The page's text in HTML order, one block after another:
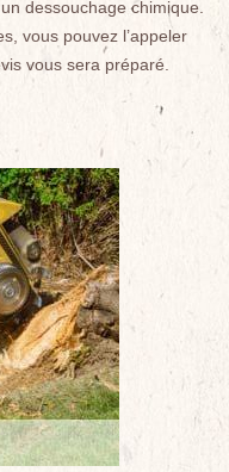
dessouchage chimique.
vous pouvez l’appeler
vous sera préparé.